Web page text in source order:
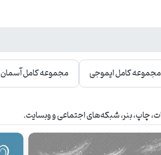
مجموعه کامل ایموجی مجموعه کامل آسمان